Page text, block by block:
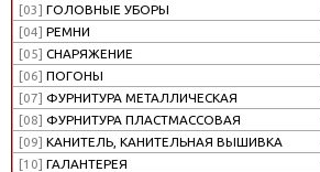
[03] ГОЛОВНЫЕ УБОРЫ
[04] РЕМНИ
[05] СНАРЯЖЕНИЕ
[06] ПОГОНЫ
[07] ФУРНИТУРА МЕТАЛЛИЧЕСКАЯ
[08] ФУРНИТУРА ПЛАСТМАССОВАЯ
[09] КАНИТЕЛЬ, КАНИТЕЛЬНАЯ ВЫШИВКА
[10] ГАЛАНТЕРЕЯ